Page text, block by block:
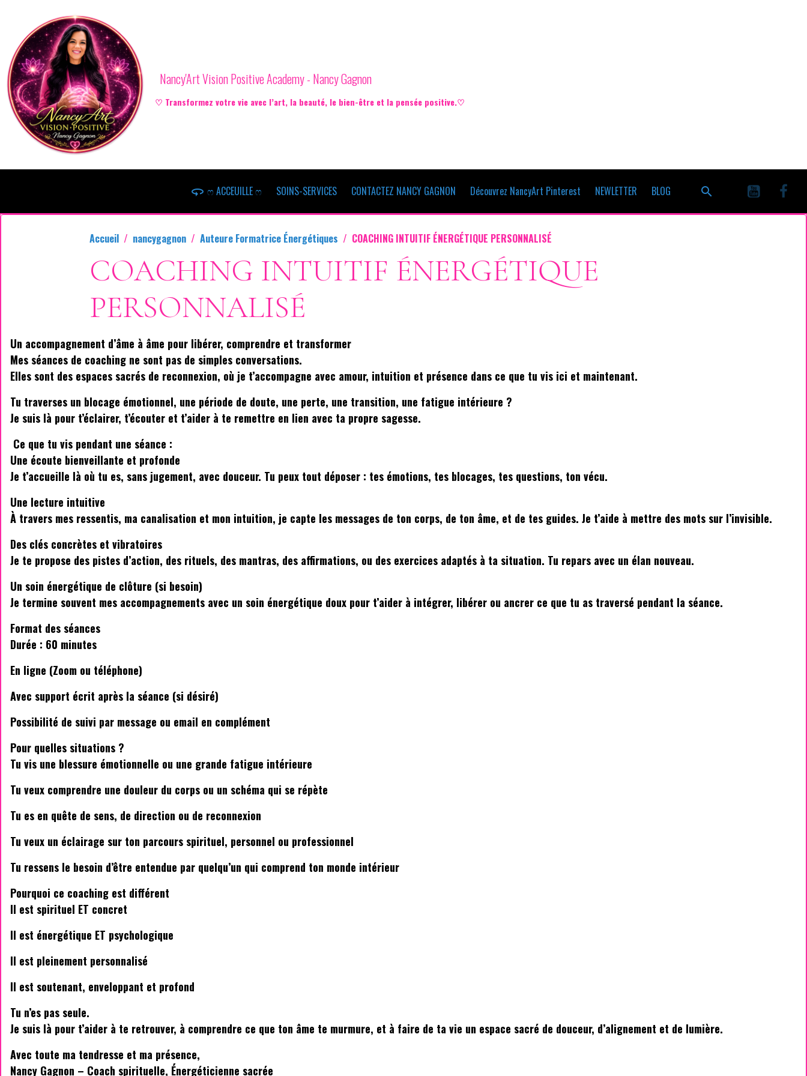
Nancy'Art Vision Positive Academy - Nancy Gagnon
♡ Transformez votre vie avec l’art, la beauté, le bien-être et la pensée positive.♡
ෆ ACCEUILLE ෆ SOINS-SERVICES CONTACTEZ NANCY GAGNON Découvrez NancyArt Pinterest NEWLETTER BLOG
Accueil nancygagnon Auteure Formatrice Énergétiques COACHING INTUITIF ÉNERGÉTIQUE PERSONNALISÉ
COACHING INTUITIF ÉNERGÉTIQUE
PERSONNALISÉ
Un accompagnement d’âme à âme pour libérer, comprendre et transformer
Mes séances de coaching ne sont pas de simples conversations.
Elles sont des espaces sacrés de reconnexion, où je t’accompagne avec amour, intuition et présence dans ce que tu vis ici et maintenant.
Tu traverses un blocage émotionnel, une période de doute, une perte, une transition, une fatigue intérieure ?
Je suis là pour t’éclairer, t’écouter et t’aider à te remettre en lien avec ta propre sagesse.
Ce que tu vis pendant une séance :
Une écoute bienveillante et profonde
Je t’accueille là où tu es, sans jugement, avec douceur. Tu peux tout déposer : tes émotions, tes blocages, tes questions, ton vécu.
Une lecture intuitive
À travers mes ressentis, ma canalisation et mon intuition, je capte les messages de ton corps, de ton âme, et de tes guides. Je t’aide à mettre des mots sur l’invisible.
Des clés concrètes et vibratoires
Je te propose des pistes d’action, des rituels, des mantras, des affirmations, ou des exercices adaptés à ta situation. Tu repars avec un élan nouveau.
Un soin énergétique de clôture (si besoin)
Je termine souvent mes accompagnements avec un soin énergétique doux pour t’aider à intégrer, libérer ou ancrer ce que tu as traversé pendant la séance.
Format des séances
Durée : 60 minutes
En ligne (Zoom ou téléphone)
Avec support écrit après la séance (si désiré)
Possibilité de suivi par message ou email en complément
Pour quelles situations ?
Tu vis une blessure émotionnelle ou une grande fatigue intérieure
Tu veux comprendre une douleur du corps ou un schéma qui se répète
Tu es en quête de sens, de direction ou de reconnexion
Tu veux un éclairage sur ton parcours spirituel, personnel ou professionnel
Tu ressens le besoin d’être entendue par quelqu’un qui comprend ton monde intérieur
Pourquoi ce coaching est différent
Il est spirituel ET concret
Il est énergétique ET psychologique
Il est pleinement personnalisé
Il est soutenant, enveloppant et profond
Tu n’es pas seule.
Je suis là pour t’aider à te retrouver, à comprendre ce que ton âme te murmure, et à faire de ta vie un espace sacré de douceur, d’alignement et de lumière.
Avec toute ma tendresse et ma présence,
Nancy Gagnon – Coach spirituelle, Énergéticienne sacrée